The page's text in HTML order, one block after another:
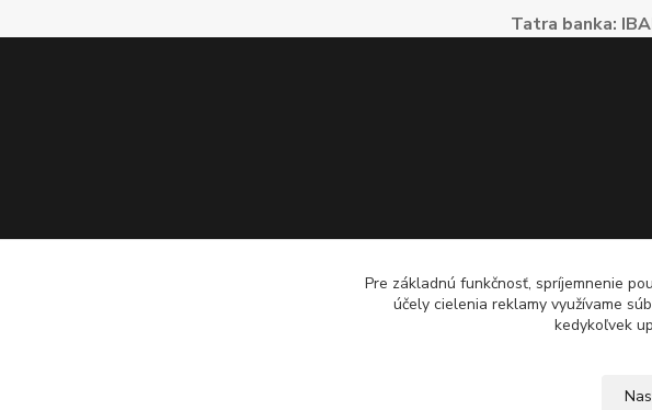
Tatra banka:
Pre základnú funkčnosť, spríjemnenie
účely cielenia reklamy využívame
kedykoľvek